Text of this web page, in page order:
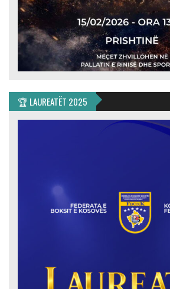
🏆 LAUREATËT 2025